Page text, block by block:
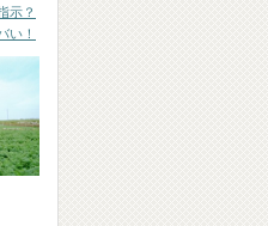
示？
い！